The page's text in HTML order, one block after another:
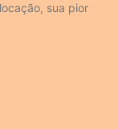
sua pior